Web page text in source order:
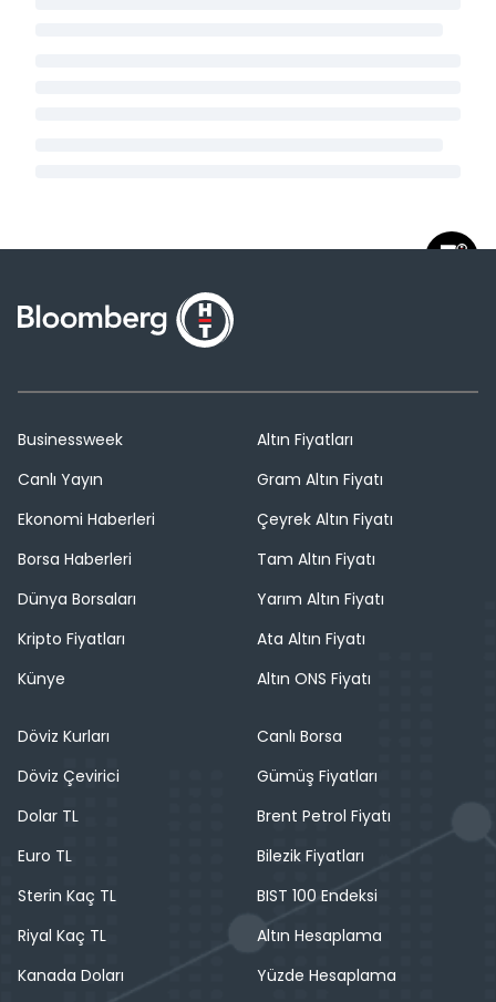
Businessweek
Canlı Yayın
Ekonomi Haberleri
Borsa Haberleri
Dünya Borsaları
Kripto Fiyatları
Künye
Altın Fiyatları
Gram Altın Fiyatı
Çeyrek Altın Fiyatı
Tam Altın Fiyatı
Yarım Altın Fiyatı
Ata Altın Fiyatı
Altın ONS Fiyatı
Döviz Kurları
Döviz Çevirici
Dolar TL
Euro TL
Sterin Kaç TL
Riyal Kaç TL
Kanada Doları
Canlı Borsa
Gümüş Fiyatları
Brent Petrol Fiyatı
Bilezik Fiyatları
BIST 100 Endeksi
Altın Hesaplama
Yüzde Hesaplama